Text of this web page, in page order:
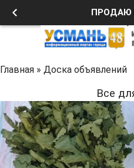
ПРОДАЮ
Главная » Доска объявлений
Все